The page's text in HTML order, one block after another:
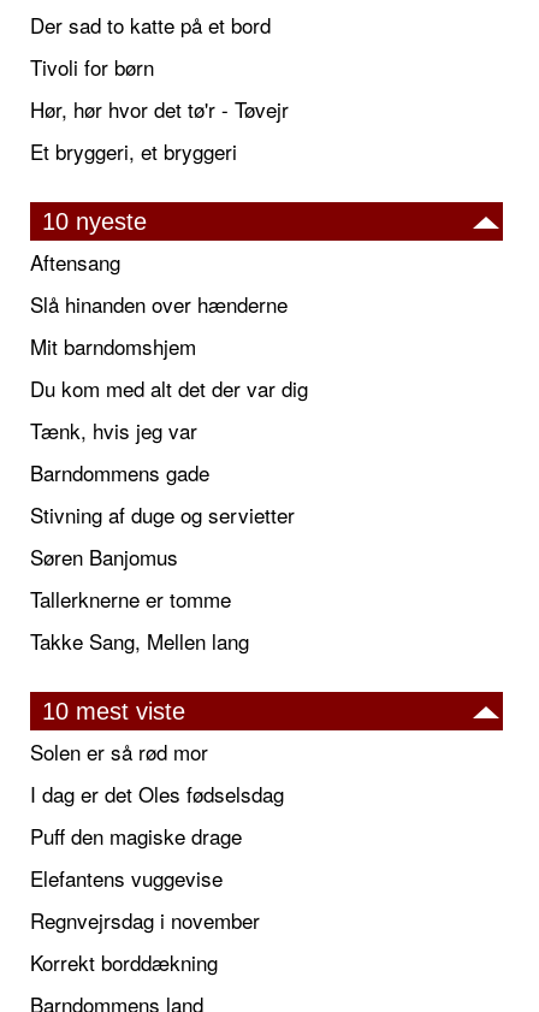
Der sad to katte på et bord
Tivoli for børn
Hør, hør hvor det tø'r - Tøvejr
Et bryggeri, et bryggeri
10 nyeste
Aftensang
Slå hinanden over hænderne
Mit barndomshjem
Du kom med alt det der var dig
Tænk, hvis jeg var
Barndommens gade
Stivning af duge og servietter
Søren Banjomus
Tallerknerne er tomme
Takke Sang, Mellen lang
10 mest viste
Solen er så rød mor
I dag er det Oles fødselsdag
Puff den magiske drage
Elefantens vuggevise
Regnvejrsdag i november
Korrekt borddækning
Barndommens land